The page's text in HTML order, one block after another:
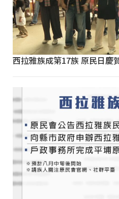
西拉雅族成第17族 原民日慶